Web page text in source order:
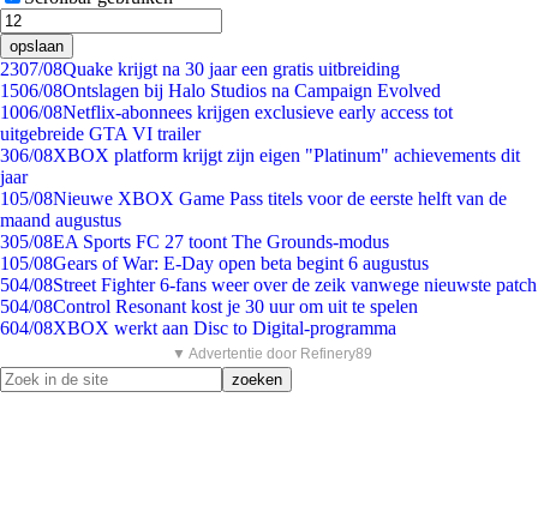
opslaan
2307/08Quake krijgt na 30 jaar een gratis uitbreiding
1506/08Ontslagen bij Halo Studios na Campaign Evolved
1006/08Netflix-abonnees krijgen exclusieve early access tot
uitgebreide GTA VI trailer
306/08XBOX platform krijgt zijn eigen "Platinum" achievements dit
jaar
105/08Nieuwe XBOX Game Pass titels voor de eerste helft van de
maand augustus
305/08EA Sports FC 27 toont The Grounds-modus
105/08Gears of War: E-Day open beta begint 6 augustus
504/08Street Fighter 6-fans weer over de zeik vanwege nieuwste patch
504/08Control Resonant kost je 30 uur om uit te spelen
604/08XBOX werkt aan Disc to Digital-programma
▼ Advertentie door Refinery89